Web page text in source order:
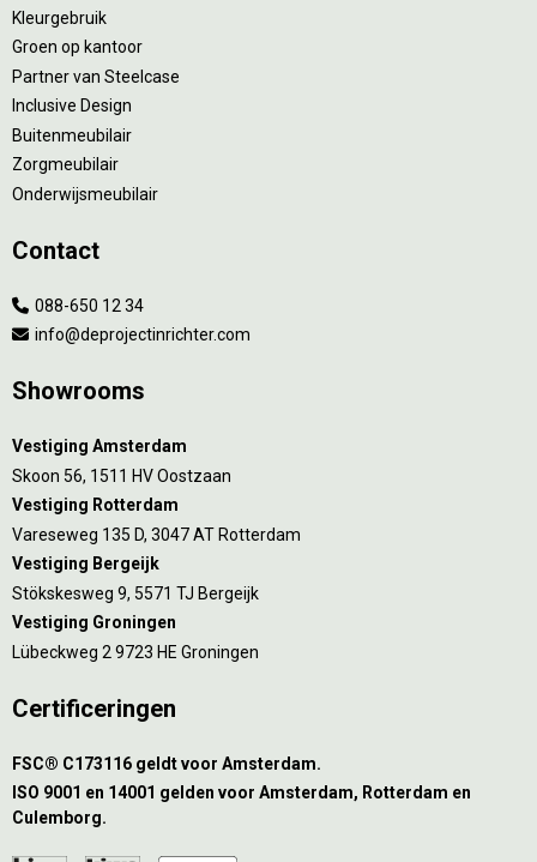
Kleurgebruik
Groen op kantoor
Partner van Steelcase
Inclusive Design
Buitenmeubilair
Zorgmeubilair
Onderwijsmeubilair
Contact
088-650 12 34
info@deprojectinrichter.com
Showrooms
Vestiging Amsterdam
Skoon 56, 1511 HV Oostzaan
Vestiging Rotterdam
Vareseweg 135 D, 3047 AT Rotterdam
Vestiging Bergeijk
Stökskesweg 9, 5571 TJ Bergeijk
Vestiging Groningen
Lübeckweg 2 9723 HE Groningen
Certificeringen
FSC® C173116 geldt voor Amsterdam.
ISO 9001 en 14001 gelden voor Amsterdam, Rotterdam en
Culemborg.